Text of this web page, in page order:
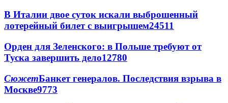
В Италии двое суток искали выброшенный
лотерейный билет с выигрышем24511
Орден для Зеленского: в Польше требуют от
Туска завершить дело12780
СюжетБанкет генералов. Последствия взрыва в
Москве9773